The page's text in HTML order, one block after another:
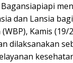
Bagansiapiapi
dan Lansia
Kamis
dilaksanakan